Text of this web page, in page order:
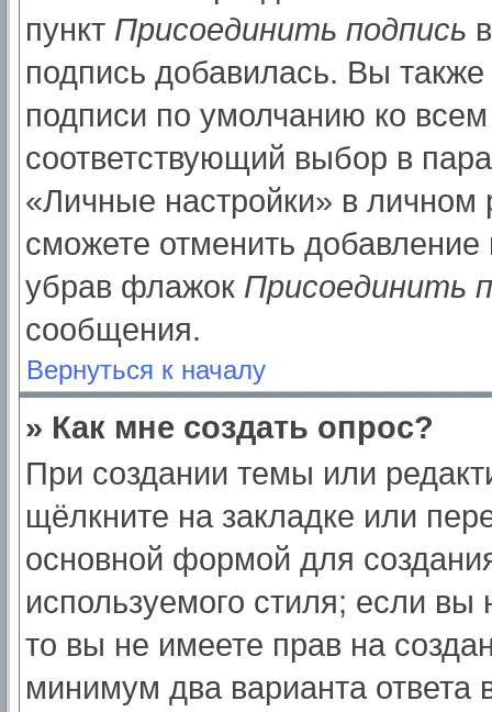
пункт Присоединить подпись
подпись добавилась. Вы
подписи по умолчанию ко
соответствующий выбор в
«Личные настройки» в
сможете отменить
убрав флажок Присоединить
сообщения.
Вернуться к началу
» Как мне создать опрос?
При создании темы или
щёлкните на закладке или
основной формой для
используемого стиля; если
то вы не имеете прав на
минимум два варианта ответа